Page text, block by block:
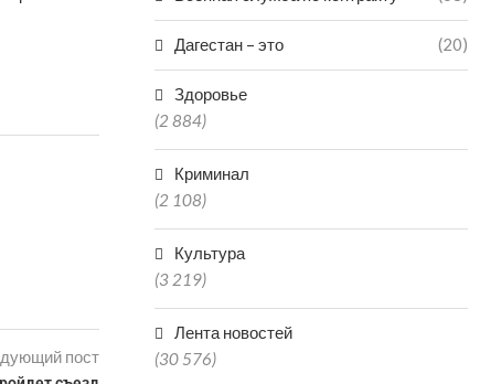
пост
Дагестан – это (20)
Здоровье
(2 884)
Криминал
(2 108)
Культура
(3 219)
Лента новостей
(30 576)